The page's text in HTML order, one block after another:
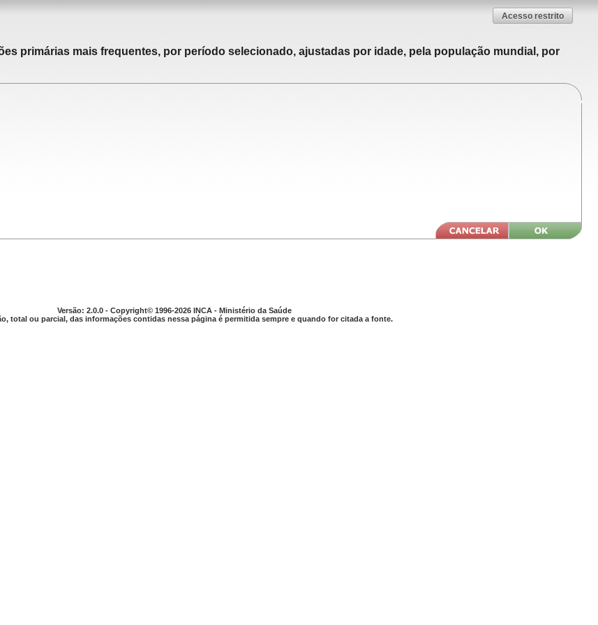
Acesso restrito
primárias mais frequentes, por período selecionado, ajustadas por idade, pela população mundial, por
Versão: 2.0.0 - Copyright© 1996-2026 INCA - Ministério da Saúde
total ou parcial, das informações contidas nessa página é permitida sempre e quando for citada a fonte.